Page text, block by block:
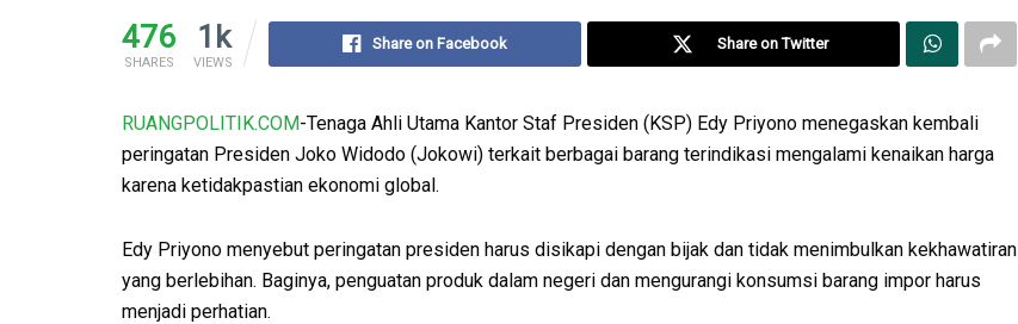
476
SHARES
1k
VIEWS
Share on Facebook Share on Twitter
RUANGPOLITIK.COM-Tenaga Ahli Utama Kantor Staf Presiden (KSP) Edy Priyono menegaskan kembali
peringatan Presiden Joko Widodo (Jokowi) terkait berbagai barang terindikasi mengalami kenaikan harga
karena ketidakpastian ekonomi global.
Edy Priyono menyebut peringatan presiden harus disikapi dengan bijak dan tidak menimbulkan kekhawatiran
yang berlebihan. Baginya, penguatan produk dalam negeri dan mengurangi konsumsi barang impor harus
menjadi perhatian.